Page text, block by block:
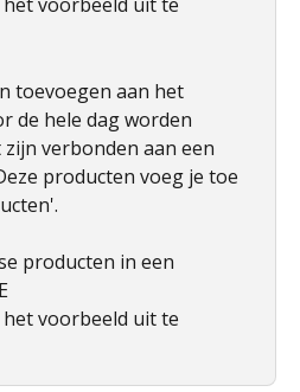
toevoegen aan het
de hele dag worden
verbonden aan een
producten voeg je toe
producten in een
voorbeeld uit te